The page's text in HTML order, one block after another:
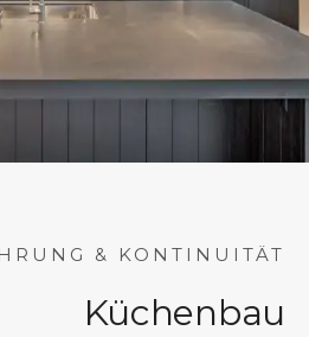
& KONTINUITÄT
Küchenbau